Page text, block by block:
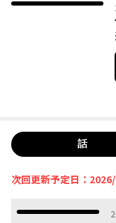
話
次回更新予定日：